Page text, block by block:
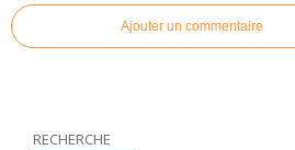
Ajouter un commentaire
RECHERCHE